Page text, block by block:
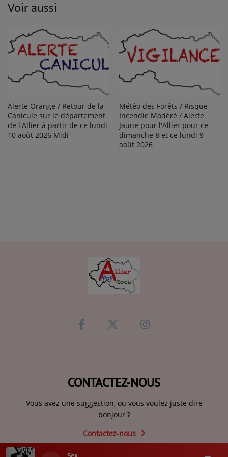
Voir aussi
Alerte Orange / Retour de la
Canicule sur le département
de l'Allier à partir de ce lundi
10 août 2026 Midi
Météo des Forêts / Risque
Incendie Modéré / Alerte
Jaune pour l'Allier pour ce
dimanche 8 et ce lundi 9
août 2026
CONTACTEZ-NOUS
Vous avez une suggestion, ou vous voulez juste dire
bonjour ?
Contactez-nous